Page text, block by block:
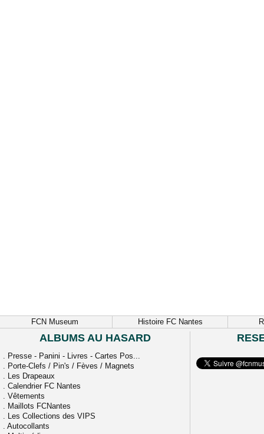
FCN Museum Histoire FC Nantes
ALBUMS AU HASARD
. Presse - Panini - Livres - Cartes Pos...
. Porte-Clefs / Pin's / Fèves / Magnets
. Les Drapeaux
. Calendrier FC Nantes
. Vêtements
. Maillots FCNantes
. Les Collections des VIPS
. Autocollants